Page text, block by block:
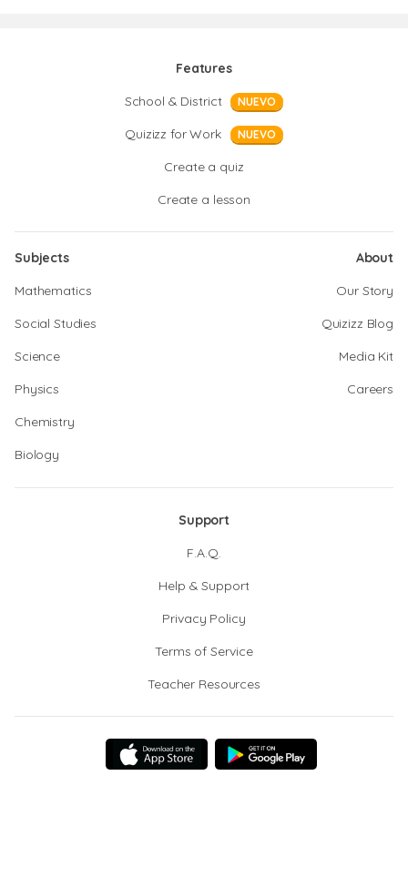
Features
School & District
NUEVO
Quizizz for Work NUEVO
Create a quiz
Create a lesson
Subjects
Mathematics
Social Studies
Science
Physics
Chemistry
Biology
About
Our Story
Quizizz Blog
Media Kit
Careers
Support
F.A.Q.
Help & Support
Privacy Policy
Terms of Service
Teacher Resources